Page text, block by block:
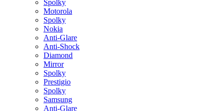
Spolky
Motorola
Spolky
Nokia
Anti-Glare
Anti-Shock
Diamond
Mirror
Spolky
Prestigio
Spolky
Samsung
Anti-Glare